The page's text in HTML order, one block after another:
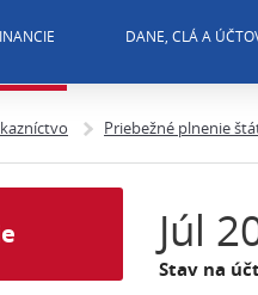
DANE, CLÁ A
Priebežné plnenie
Júl
Stav na